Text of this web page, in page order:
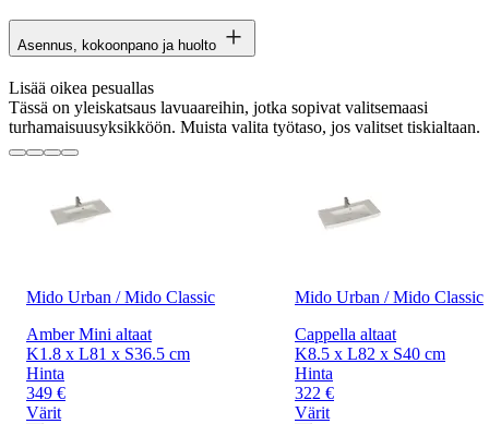
Asennus, kokoonpano ja huolto
Lisää oikea pesuallas
Tässä on yleiskatsaus lavuaareihin, jotka sopivat valitsemaasi
turhamaisuusyksikköön. Muista valita työtaso, jos valitset tiskialtaan.
Mido Urban / Mido Classic
Amber Mini altaat
K1.8 x L81 x S36.5 cm
Hinta
349 €
Värit
Mido Urban / Mido Classic
Cappella altaat
K8.5 x L82 x S40 cm
Hinta
322 €
Värit